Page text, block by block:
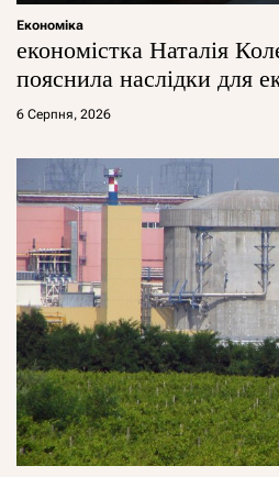
Економіка
економістка Наталія
пояснила наслідки для
6 Серпня, 2026